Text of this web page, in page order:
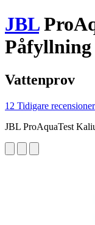
JBL
Påfyllning
Vattenprov
12 Tidigare recensioner
JBL ProAquaTest